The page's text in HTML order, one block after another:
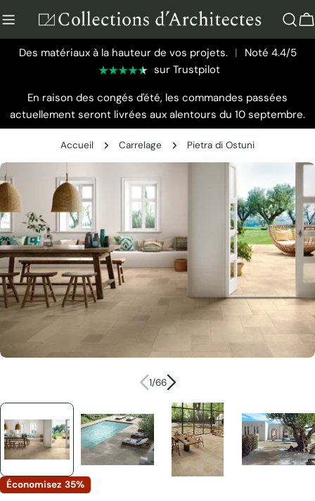
au
contenu
Des matériaux à la hauteur de vos projets. | Noté 4.4/5
sur Trustpilot
En raison des congés d'été, les commandes passées
actuellement seront livrées aux alentours du 10 septembre.
Accueil Carrelage Pietra di Ostuni
Passer
aux
informations
sur
le
produit
le média 0 en mode modal
1/66
Économisez 35%